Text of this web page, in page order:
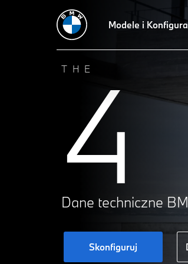
Modele i
THE
4
Dane techniczne
Skonfiguruj